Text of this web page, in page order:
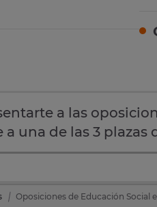
a las
a una de las 3 plazas
Oposiciones de Educación Social